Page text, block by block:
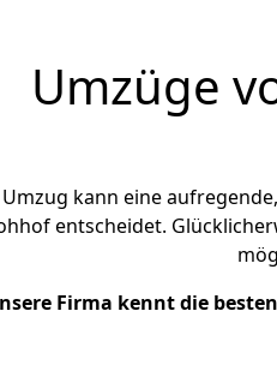
Umzüge
Umzug kann eine
entscheidet.
Firma kennt die